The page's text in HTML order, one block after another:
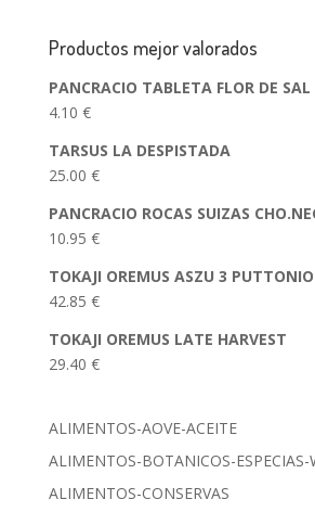
Productos mejor valorados
PANCRACIO TABLETA FLOR DE SAL
4.10 €
TARSUS LA DESPISTADA
25.00 €
PANCRACIO ROCAS SUIZAS
10.95 €
TOKAJI OREMUS ASZU 3
42.85 €
TOKAJI OREMUS LATE HARVEST
29.40 €
ALIMENTOS-AOVE-ACEITE
ALIMENTOS-BOTANICOS-ESPECIAS-
ALIMENTOS-CONSERVAS